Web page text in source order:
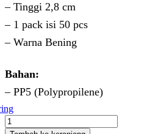
– Tinggi 2,8 cm
– 1 pack isi 50 pcs
– Warna Bening
Bahan:
– PP5 (Polypropilene)
Kuantitas
Cup